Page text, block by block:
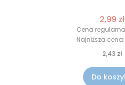
2,99 zł
Cena
Najniższa cena:
2,43 zł
Do